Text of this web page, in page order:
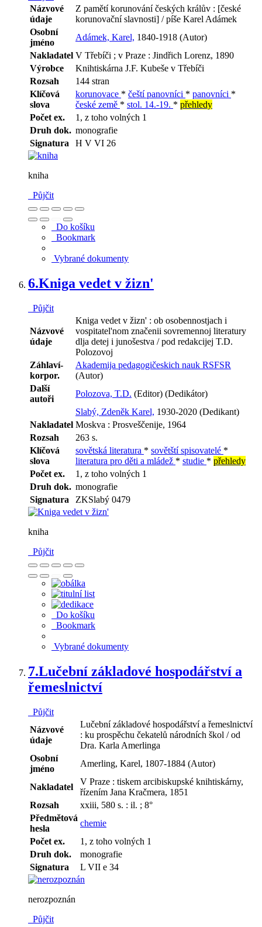
Názvové
údaje
Z pamětí korunování českých králův : [české
korunovační slavnosti] / píše Karel Adámek
Osobní
jméno
Adámek, Karel, 1840-1918 (Autor)
Nakladatel V Třebíči ; v Praze : Jindřich Lorenz, 1890
Výrobce
Knihtiskárna J.F. Kubeše v Třebíči
Rozsah
144 stran
Klíčová
slova
korunovace * čeští panovníci * panovníci *
české země * stol. 14.-19. * přehledy
Počet ex.
1, z toho volných 1
Druh dok. monografie
Signatura
H V VI 26
kniha
Půjčit
Do košíku
Bookmark
Vybrané dokumenty
6.Kniga vedet v žizn'
Půjčit
Názvové
údaje
Kniga vedet v žizn' : ob osobennostjach i
vospitatel'nom značenii sovremennoj literatury
dlja detej i junošestva / pod redakcijej T.D.
Polozovoj
Záhlaví-
korpor.
Akademija pedagogičeskich nauk RSFSR
(Autor)
Další
autoři
Polozova, T.D. (Editor) (Dedikátor)
Slabý, Zdeněk Karel, 1930-2020 (Dedikant)
Nakladatel Moskva : Prosveščenije, 1964
Rozsah
263 s.
Klíčová
slova
sovětská literatura * sovětští spisovatelé *
literatura pro děti a mládež * studie * přehledy
Počet ex.
1, z toho volných 1
Druh dok. monografie
Signatura
ZKSlabý 0479
kniha
Půjčit
Do košíku
Bookmark
Vybrané dokumenty
7.Lučební základové hospodářství a
řemeslnictví
Půjčit
Názvové
údaje
Lučební základové hospodářství a řemeslnictví
: ku prospěchu čekatelů národních škol / od
Dra. Karla Amerlinga
Osobní
jméno
Amerling, Karel, 1807-1884 (Autor)
Nakladatel
V Praze : tiskem arcibiskupské knihtiskárny,
řízením Jana Kračmera, 1851
Rozsah
xxiii, 580 s. : il. ; 8°
Předmětová
hesla
chemie
Počet ex.
1, z toho volných 1
Druh dok.
monografie
Signatura
L VII e 34
nerozpoznán
Půjčit